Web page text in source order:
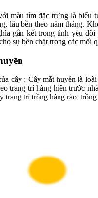
màu tím đặc trưng là biểu
lâu bền theo năm tháng.
gắn kết trong tình yêu
sự bền chặt trong các mối
cây : Cây mắt huyền là
trang trí hàng hiên trước
trang trí trồng hàng rào,